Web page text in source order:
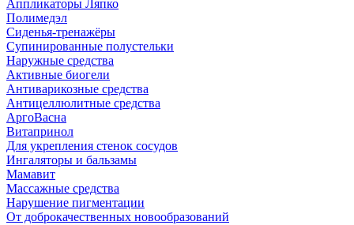
Аппликаторы Ляпко
Полимедэл
Сиденья-тренажёры
Супинированные полустельки
Наружные средства
Активные биогели
Антиварикозные средства
Антицеллюлитные средства
АргоВасна
Витапринол
Для укрепления стенок сосудов
Ингаляторы и бальзамы
Мамавит
Массажные средства
Нарушение пигментации
От доброкачественных новообразований